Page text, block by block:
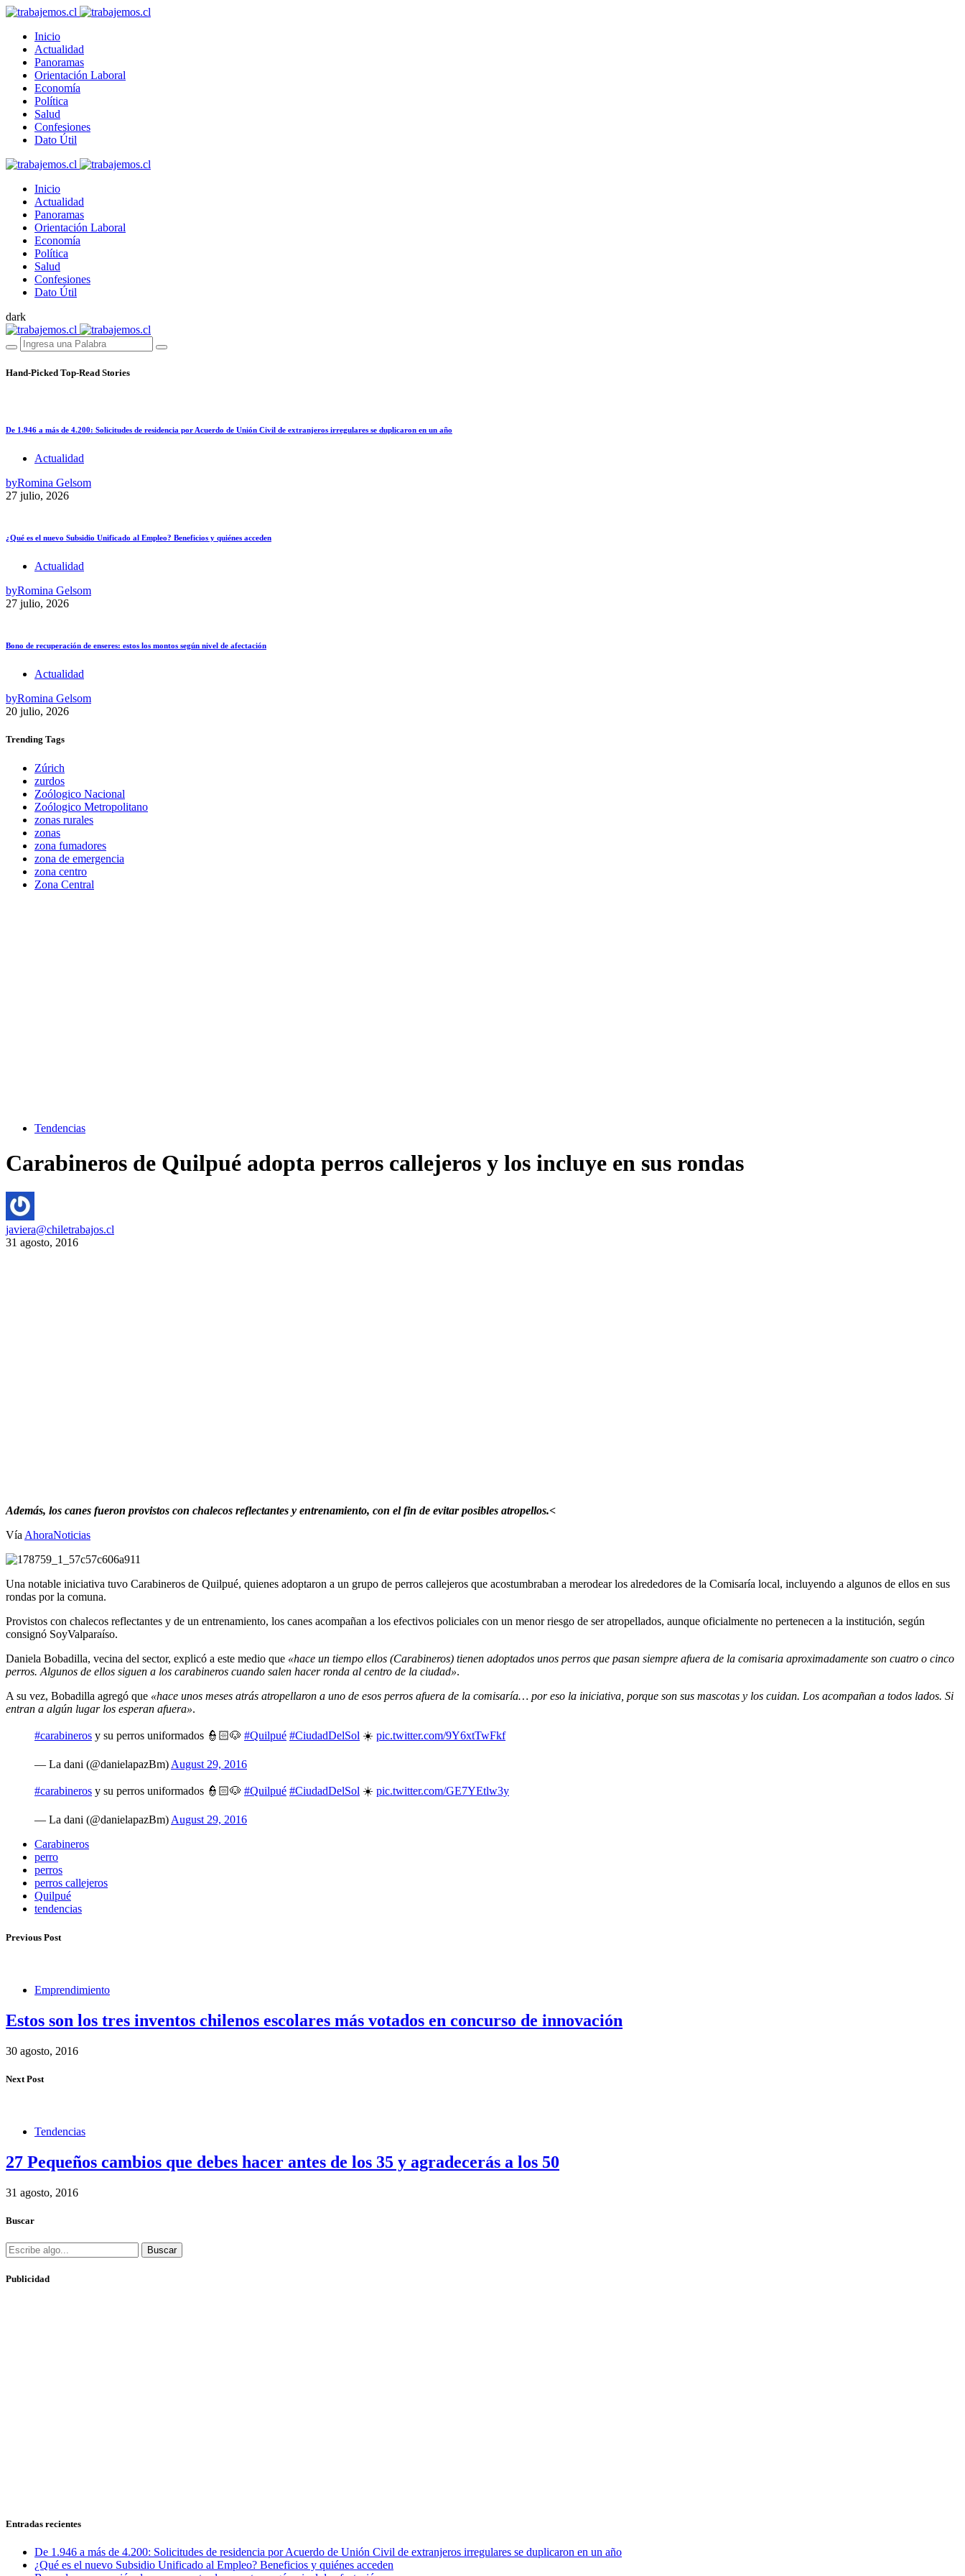
Inicio
Actualidad
Panoramas
Orientación Laboral
Economía
Política
Salud
Confesiones
Dato Útil
Inicio
Actualidad
Panoramas
Orientación Laboral
Economía
Política
Salud
Confesiones
Dato Útil
dark
Hand-Picked Top-Read Stories
De 1.946 a más de 4.200: Solicitudes de residencia por Acuerdo de Unión Civil de extranjeros irregulares se duplicaron en un año
Actualidad
byRomina Gelsom
27 julio, 2026
¿Qué es el nuevo Subsidio Unificado al Empleo? Beneficios y quiénes acceden
Actualidad
byRomina Gelsom
27 julio, 2026
Bono de recuperación de enseres: estos los montos según nivel de afectación
Actualidad
byRomina Gelsom
20 julio, 2026
Trending Tags
Zúrich
zurdos
Zoólogico Nacional
Zoólogico Metropolitano
zonas rurales
zonas
zona fumadores
zona de emergencia
zona centro
Zona Central
Tendencias
Carabineros de Quilpué adopta perros callejeros y los incluye en sus rondas
javiera@chiletrabajos.cl
31 agosto, 2016
Además, los canes fueron provistos con chalecos reflectantes y entrenamiento, con el fin de evitar posibles atropellos.<
Vía AhoraNoticias
Una notable iniciativa tuvo Carabineros de Quilpué, quienes adoptaron a un grupo de perros callejeros que acostumbraban a merodear los alrededores de la Comisaría local, incluyendo a algunos de ellos en sus
rondas por la comuna.
Provistos con chalecos reflectantes y de un entrenamiento, los canes acompañan a los efectivos policiales con un menor riesgo de ser atropellados, aunque oficialmente no pertenecen a la institución, según
consignó SoyValparaíso.
Daniela Bobadilla, vecina del sector, explicó a este medio que «hace un tiempo ellos (Carabineros) tienen adoptados unos perros que pasan siempre afuera de la comisaria aproximadamente son cuatro o cinco
perros. Algunos de ellos siguen a los carabineros cuando salen hacer ronda al centro de la ciudad».
A su vez, Bobadilla agregó que «hace unos meses atrás atropellaron a uno de esos perros afuera de la comisaría… por eso la iniciativa, porque son sus mascotas y los cuidan. Los acompañan a todos lados. Si
entran a algún lugar los esperan afuera».
#carabineros y su perros uniformados 👮🏻🐶 #Quilpué #CiudadDelSol ☀️ pic.twitter.com/9Y6xtTwFkf
— La dani (@danielapazBm) August 29, 2016
#carabineros y su perros uniformados 👮🏻🐶 #Quilpué #CiudadDelSol ☀️ pic.twitter.com/GE7YEtlw3y
— La dani (@danielapazBm) August 29, 2016
Carabineros
perro
perros
perros callejeros
Quilpué
tendencias
Previous Post
Emprendimiento
Estos son los tres inventos chilenos escolares más votados en concurso de innovación
30 agosto, 2016
Next Post
Tendencias
27 Pequeños cambios que debes hacer antes de los 35 y agradecerás a los 50
31 agosto, 2016
Buscar
Buscar
Publicidad
Entradas recientes
De 1.946 a más de 4.200: Solicitudes de residencia por Acuerdo de Unión Civil de extranjeros irregulares se duplicaron en un año
¿Qué es el nuevo Subsidio Unificado al Empleo? Beneficios y quiénes acceden